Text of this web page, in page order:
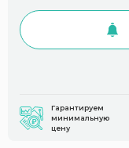
Гарантируем
минимальную
цену